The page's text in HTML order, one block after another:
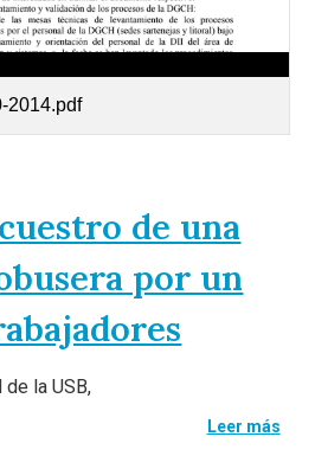
2014.pdf
de una
por un
la USB,
Leer más